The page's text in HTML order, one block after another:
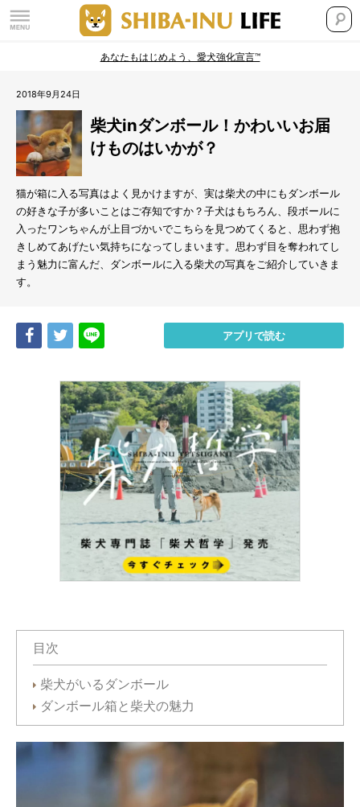
あなたもはじめよう、愛犬強化宣言™
2018年9月24日
柴犬inダンボール！かわいいお届
けものはいかが？
猫が箱に入る写真はよく見かけますが、実は柴犬の中にもダンボール
の好きな子が多いことはご存知ですか？子犬はもちろん、段ボールに
入ったワンちゃんが上目づかいでこちらを見つめてくると、思わず抱
きしめてあげたい気持ちになってしまいます。思わず目を奪われてし
まう魅力に富んだ、ダンボールに入る柴犬の写真をご紹介していきま
す。
Share Tweet アプリで読む
目次
柴犬がいるダンボール
ダンボール箱と柴犬の魅力